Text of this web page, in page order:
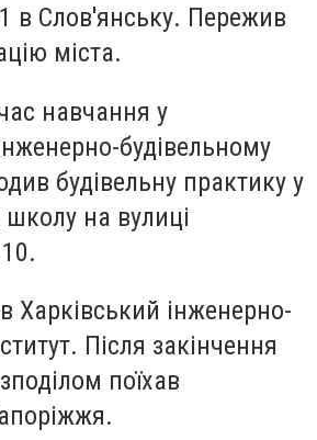
в Слов'янську. Пережив
міста.
навчання у
будівельному
будівельну практику у
на вулиці
Харківський інженерно-
Після закінчення
поїхав